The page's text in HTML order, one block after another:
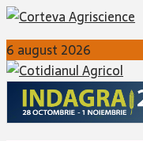
6 august 2026